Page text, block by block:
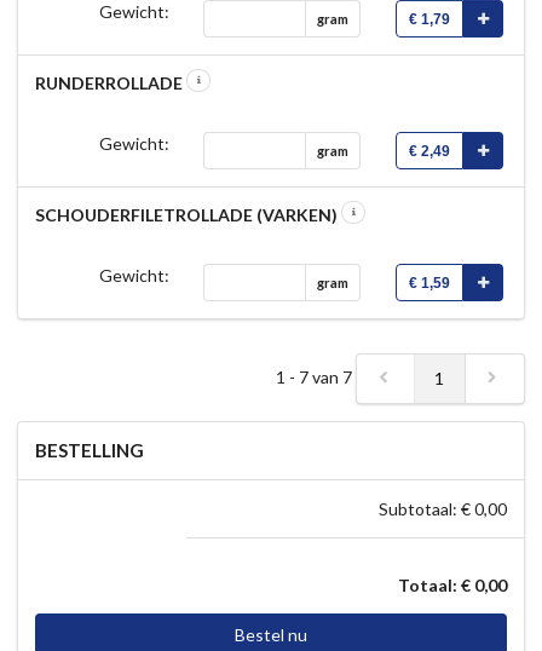
Gewicht: gram € 1,79
RUNDERROLLADE
Gewicht: gram € 2,49
SCHOUDERFILETROLLADE (VARKEN)
Gewicht: gram € 1,59
1 - 7 van 7 1
BESTELLING
Subtotaal: € 0,00
Totaal: € 0,00
Bestel nu